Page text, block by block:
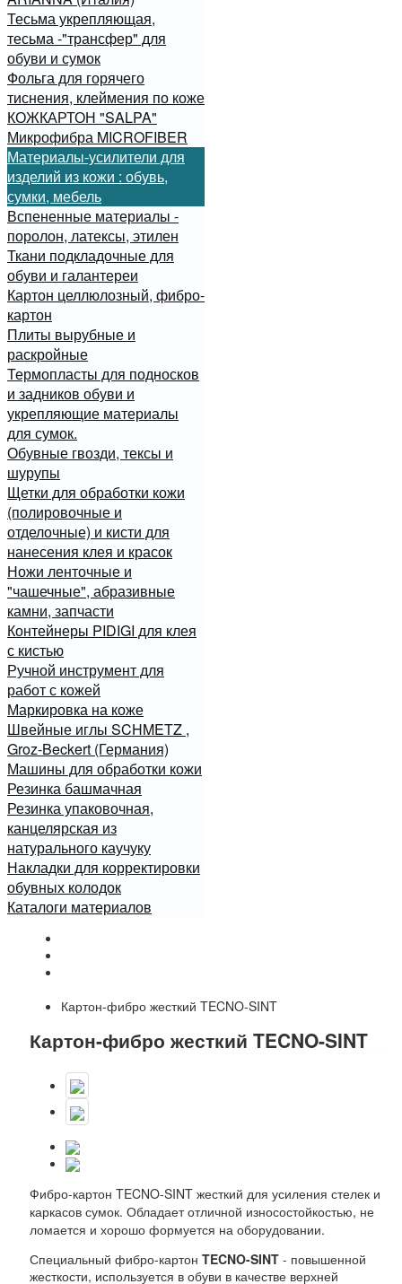
Тесьма укрепляющая,
тесьма -"трансфер" для
обуви и сумок
Фольга для горячего
тиснения, клеймения по коже
КОЖКАРТОН "SALPA"
Микрофибра MICROFIBER
Материалы-усилители для
изделий из кожи : обувь,
сумки, мебель
Вспененные материалы -
поролон, латексы, этилен
Ткани подкладочные для
обуви и галантереи
Картон целлюлозный, фибро-
картон
Плиты вырубные и
раскройные
Термопласты для подносков
и задников обуви и
укрепляющие материалы
для сумок.
Обувные гвозди, тексы и
шурупы
Щетки для обработки кожи
(полировочные и
отделочные) и кисти для
нанесения клея и красок
Ножи ленточные и
"чашечные", абразивные
камни, запчасти
Контейнеры PIDIGI для клея
с кистью
Ручной инструмент для
работ с кожей
Маркировка на коже
Швейные иглы SCHMETZ ,
Groz-Beckert (Германия)
Машины для обработки кожи
Резинка башмачная
Резинка упаковочная,
канцелярская из
натурального каучуку
Накладки для корректировки
обувных колодок
Каталоги материалов
Картон-фибро жесткий TECNO-SINT
Картон-фибро жесткий TECNO-SINT
Фибро-картон TECNO-SINT жесткий для усиления стелек и
каркасов сумок. Обладает отличной износостойкостью, не
ломается и хорошо формуется на оборудовании.
Специальный фибро-картон TECNO-SINT - повышенной
жесткости, используется в обуви в качестве верхней